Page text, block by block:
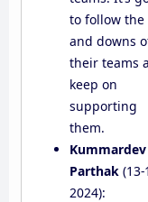
to follow the
and downs
their teams
keep on
supporting
them.
Kummardev
Parthak (13-
2024):